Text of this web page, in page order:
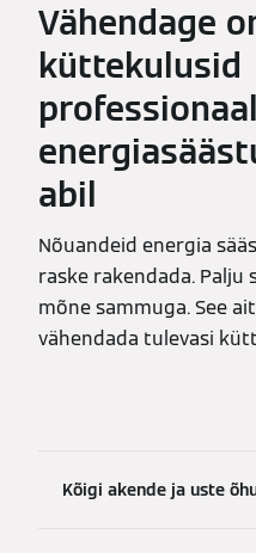
Vähendage
küttekulusid
abil
Nõuandeid energia
raske rakendada. Palju
mõne sammuga. See
vähendada tulevasi
Kõigi akende ja uste